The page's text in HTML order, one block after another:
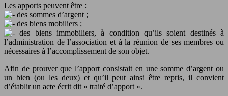
Les apports peuvent être :
des sommes d’argent ;
des biens mobiliers ;
des biens immobiliers, à condition qu’ils soient destinés à
l’administration de l’association et à la réunion de ses membres ou
nécessaires à l’accomplissement de son objet.
Afin de prouver que l’apport consistait en une somme d’argent ou
un bien (ou les deux) et qu’il peut ainsi être repris, il convient
d’établir un acte écrit dit « traité d’apport ».